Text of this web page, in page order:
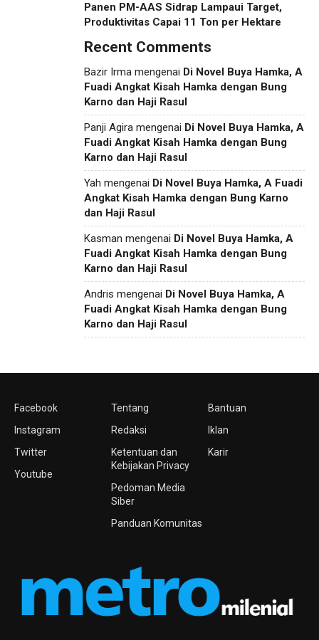
Panen PM-AAS Sidrap Lampaui Target,
Produktivitas Capai 11 Ton per Hektare
Recent Comments
Bazir Irma mengenai Di Novel Buya Hamka, A
Fuadi Angkat Kisah Hamka dengan Bung
Karno dan Haji Rasul
Panji Agira mengenai Di Novel Buya Hamka, A
Fuadi Angkat Kisah Hamka dengan Bung
Karno dan Haji Rasul
Yah mengenai Di Novel Buya Hamka, A Fuadi
Angkat Kisah Hamka dengan Bung Karno
dan Haji Rasul
Kasman mengenai Di Novel Buya Hamka, A
Fuadi Angkat Kisah Hamka dengan Bung
Karno dan Haji Rasul
Andris mengenai Di Novel Buya Hamka, A
Fuadi Angkat Kisah Hamka dengan Bung
Karno dan Haji Rasul
Facebook
Instagram
Twitter
Youtube
Tentang
Redaksi
Ketentuan dan
Kebijakan Privacy
Pedoman Media
Siber
Panduan Komunitas
Bantuan
Iklan
Karir